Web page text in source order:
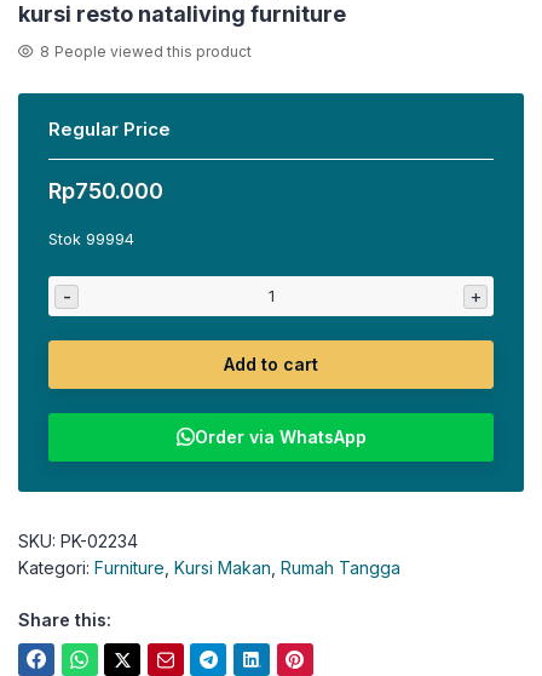
kursi resto nataliving furniture
8 People viewed this product
Regular Price
Rp750.000
Stok 99994
- +
Add to cart
Order via WhatsApp
SKU: PK-02234
Kategori: Furniture Kursi Makan Rumah Tangga
Share this: